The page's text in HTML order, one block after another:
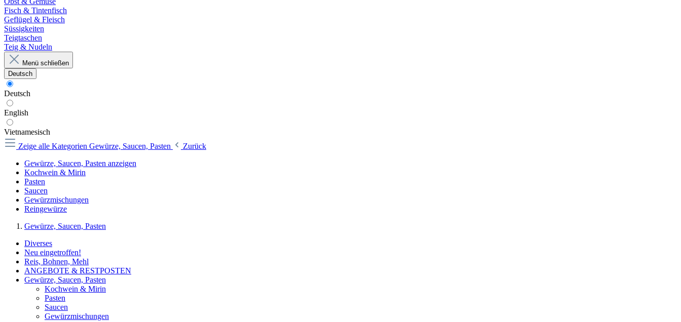
Fisch & Tintenfisch
Geflügel & Fleisch
Süssigkeiten
Teigtaschen
Teig & Nudeln
Menü schließen
Deutsch
Deutsch
English
Vietnamesisch
Zeige alle Kategorien Gewürze, Saucen, Pasten
Zurück
Gewürze, Saucen, Pasten anzeigen
Kochwein & Mirin
Pasten
Saucen
Gewürzmischungen
Reingewürze
Gewürze, Saucen, Pasten
Diverses
Neu eingetroffen!
Reis, Bohnen, Mehl
ANGEBOTE & RESTPOSTEN
Gewürze, Saucen, Pasten
Kochwein & Mirin
Pasten
Saucen
Gewürzmischungen